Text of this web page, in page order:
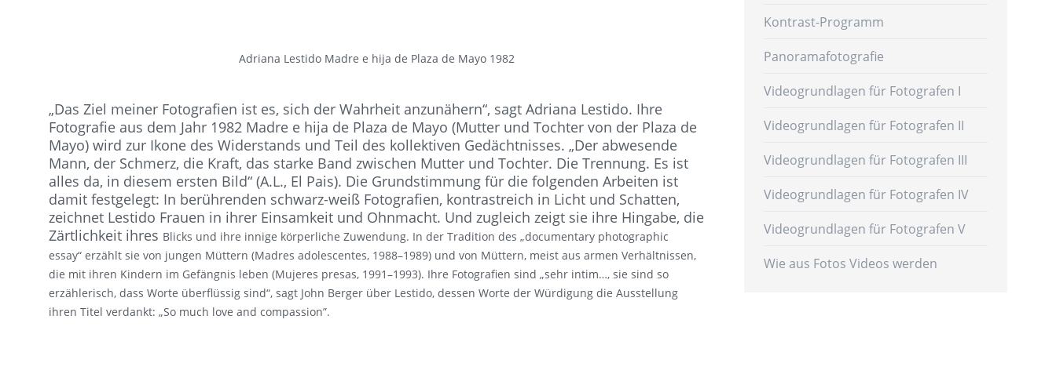
Adriana Lestido Madre e hija de Plaza de Mayo 1982
„Das Ziel meiner Fotografien ist es, sich der Wahrheit anzunähern“, sagt Adriana Lestido. Ihre
Fotografie aus dem Jahr 1982 Madre e hija de Plaza de Mayo (Mutter und Tochter von der Plaza de
Mayo) wird zur Ikone des Widerstands und Teil des kollektiven Gedächtnisses. „Der abwesende
Mann, der Schmerz, die Kraft, das starke Band zwischen Mutter und Tochter. Die Trennung. Es ist
alles da, in diesem ersten Bild“ (A.L., El Pais). Die Grundstimmung für die folgenden Arbeiten ist
damit festgelegt: In berührenden schwarz-weiß Fotografien, kontrastreich in Licht und Schatten,
zeichnet Lestido Frauen in ihrer Einsamkeit und Ohnmacht. Und zugleich zeigt sie ihre Hingabe, die
Zärtlichkeit ihres Blicks und ihre innige körperliche Zuwendung. In der Tradition des „documentary photographic
essay“ erzählt sie von jungen Müttern (Madres adolescentes, 1988–1989) und von Müttern, meist aus armen Verhältnissen,
die mit ihren Kindern im Gefängnis leben (Mujeres presas, 1991–1993). Ihre Fotografien sind „sehr intim…, sie sind so
erzählerisch, dass Worte überflüssig sind“, sagt John Berger über Lestido, dessen Worte der Würdigung die Ausstellung
ihren Titel verdankt: „So much love and compassion”.
Kontrast-Programm
Panoramafotografie
Videogrundlagen für Fotografen I
Videogrundlagen für Fotografen II
Videogrundlagen für Fotografen III
Videogrundlagen für Fotografen IV
Videogrundlagen für Fotografen V
Wie aus Fotos Videos werden